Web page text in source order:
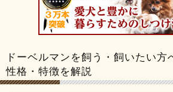
ドーベルマンを飼う・飼いたい方
性格・特徴を解説